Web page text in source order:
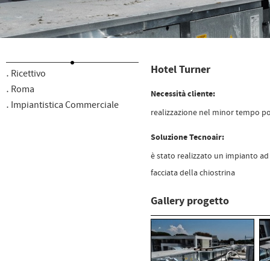
Ricettivo
Roma
Impiantistica Commerciale
Hotel Turner
Necessità cliente:
realizzazione nel minor tempo
Soluzione Tecnoair:
è stato realizzato un impianto
facciata della chiostrina
Gallery progetto